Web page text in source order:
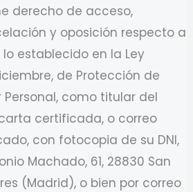
derecho de acceso,
y oposición respecto a
establecido en la Ley
de Protección de
como titular del
certificada, o correo
con fotocopia de su DNI,
Machado, 61, 28830 San
(Madrid), o bien por correo